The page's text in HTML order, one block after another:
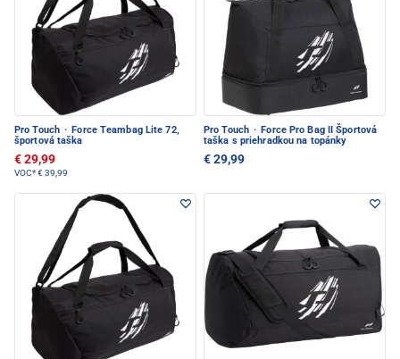
Pro Touch · Force Teambag Lite 72,
športová taška
€ 29,99
VOC*€ 39,99
Pro Touch · Force Pro Bag II Športová
taška s priehradkou na topánky
€ 29,99